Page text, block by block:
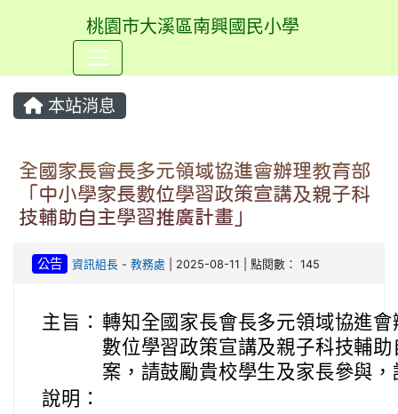
桃園市大溪區南興國民小學
本站消息
全國家長會長多元領域協進會辦理教育部
「中小學家長數位學習政策宣講及親子科
技輔助自主學習推廣計畫」
公告 資訊組長- 教務處 | 2025-08-11 | 點閱數： 145
主旨： 轉知全國家長會長多元領域協進
數位學習政策宣講及親子科技輔
案，請鼓勵貴校學生及家長參與
說明：